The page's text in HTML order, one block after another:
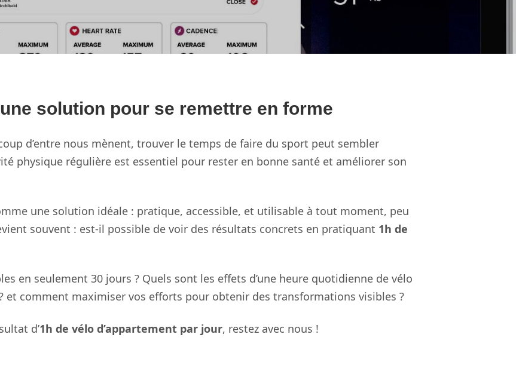
solution pour se remettre en forme
d’entre nous mènent, trouver le temps de faire du sport peut sembler
physique régulière est essentiel pour rester en bonne santé et améliorer son
une solution idéale : pratique, accessible, et utilisable à tout moment, peu
souvent : est-il possible de voir des résultats concrets en pratiquant 1h de
en seulement 30 jours ? Quels sont les effets d’une heure quotidienne de vélo
et comment maximiser vos efforts pour obtenir des transformations visibles ?
d’1h de vélo d’appartement par jour, restez avec nous !